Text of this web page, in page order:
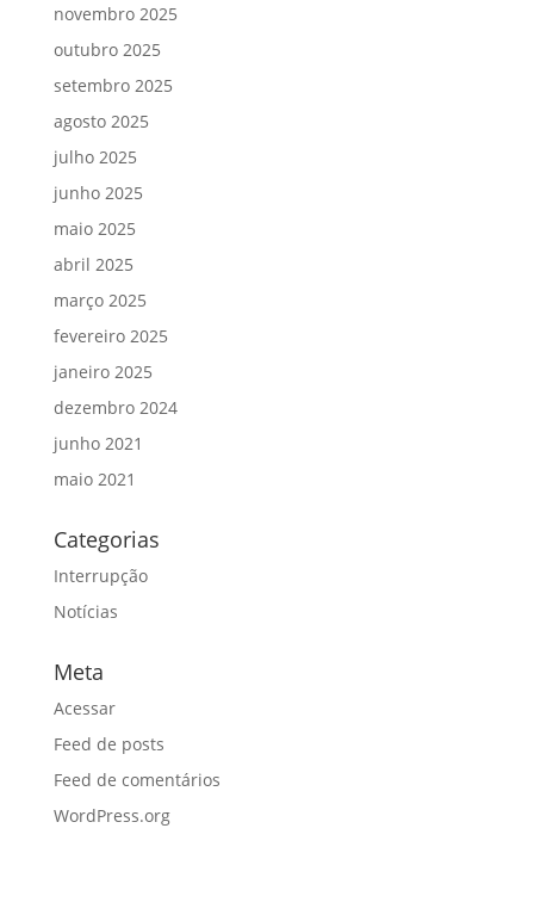
novembro 2025
outubro 2025
setembro 2025
agosto 2025
julho 2025
junho 2025
maio 2025
abril 2025
março 2025
fevereiro 2025
janeiro 2025
dezembro 2024
junho 2021
maio 2021
Categorias
Interrupção
Notícias
Meta
Acessar
Feed de posts
Feed de comentários
WordPress.org